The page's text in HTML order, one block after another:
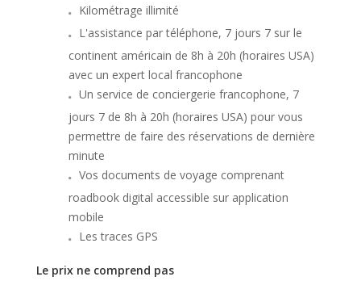
Kilométrage illimité
L'assistance par téléphone, 7 jours 7 sur le
continent américain de 8h à 20h (horaires USA)
avec un expert local francophone
Un service de conciergerie francophone, 7
jours 7 de 8h à 20h (horaires USA) pour vous
permettre de faire des réservations de dernière
minute
Vos documents de voyage comprenant
roadbook digital accessible sur application
mobile
Les traces GPS
Le prix ne comprend pas